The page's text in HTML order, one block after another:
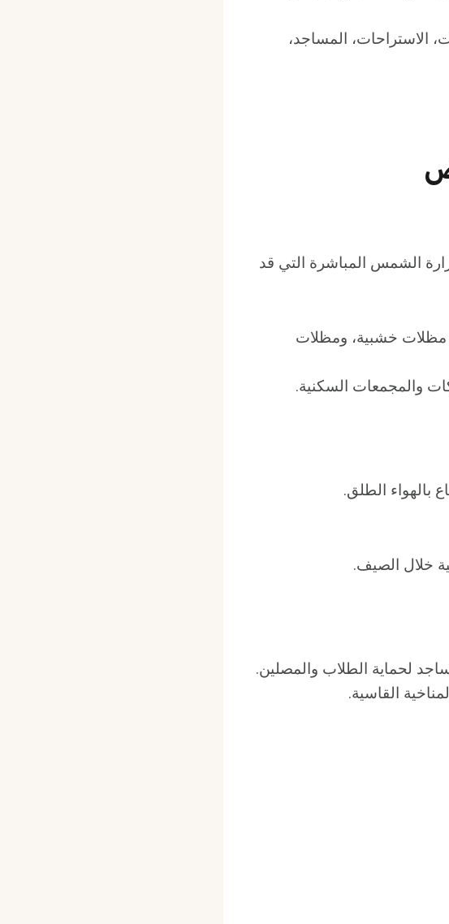
الاستراحات، المساجد،
الشمس المباشرة التي قد
مظلات خشبية، ومظلات
والمجمعات السكنية.
بالهواء الطلق.
خلال الصيف.
لحماية الطلاب والمصلين.
القاسية.